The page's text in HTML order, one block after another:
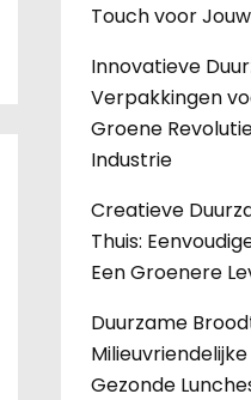
Touch voor
Innovatieve
Verpakkingen
Groene
Industrie
Creatieve
Thuis:
Een Groenere
Duurzame
Gezonde